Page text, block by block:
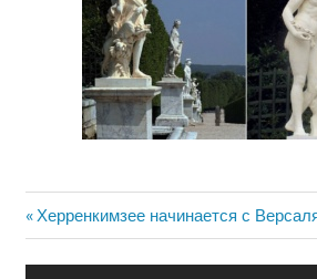
Навигация
Previous
Post:
Херренкимзее начинается с